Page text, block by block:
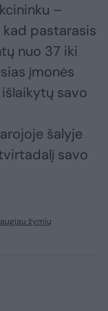
–
kad pastarasis
nuo 37 iki
įmonės
savo
šalyje
savo
žymių